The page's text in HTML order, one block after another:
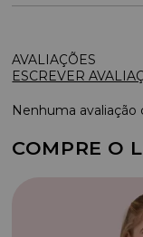
ESCREVER
Nenhuma avaliação
COMPRE O